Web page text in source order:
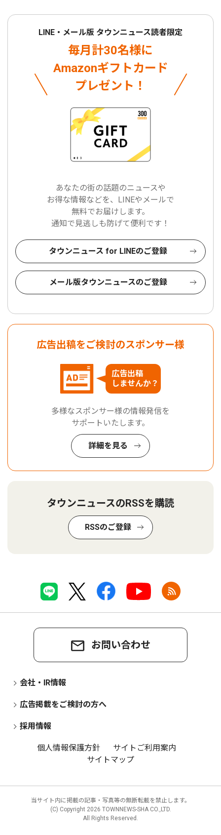
LINE・メール版 タウンニュース読者限定
毎月計30名様に
Amazonギフトカード
プレゼント！
あなたの街の話題のニュースや
お得な情報などを、LINEやメールで
無料でお届けします。
通知で見逃しも防げて便利です！
タウンニュース for LINEのご登録
メール版タウンニュースのご登録
広告出稿をご検討のスポンサー様
広告出稿
しませんか？
多様なスポンサー様の情報発信を
サポートいたします。
詳細を見る
タウンニュースのRSSを購読
RSSのご登録
お問い合わせ
会社・IR情報
広告掲載をご検討の方へ
採用情報
個人情報保護方針
サイトご利用案内
サイトマップ
当サイト内に掲載の記事・写真等の無断転載を禁止します。
(C) Copyright 2026 TOWNNEWS-SHA CO.,LTD.
All Rights Reserved.